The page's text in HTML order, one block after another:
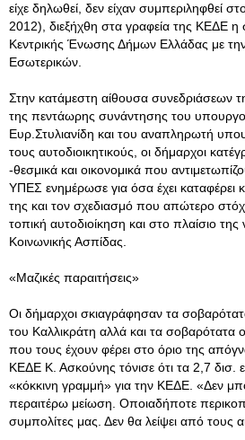
είχε δηλωθεί, δεν είχαν συμπεριληφθεί
2012), διεξήχθη στα γραφεία της ΚΕΔΕ
Κεντρικής Ένωσης Δήμων Ελλάδας με
Εσωτερικών.
Στην κατάμεστη αίθουσα συνεδριάσεων
της πεντάωρης συνάντησης του
Ευρ.Στυλιανίδη και του αναπληρωτή
τους αυτοδιοικητικούς, οι δήμαρχοι
-θεσμικά και οικονομικά που
ΥΠΕΣ ενημέρωσε για όσα έχει καταφέρει
της και τον σχεδιασμό που απώτερο
τοπική αυτοδιοίκηση και στο πλαίσιο της
Κοινωνικής Ασπίδας.
«Μαζικές παραιτήσεις»
Οι δήμαρχοι σκιαγράφησαν τα
του Καλλικράτη αλλά και τα σοβαρότατα
που τους έχουν φέρει στο όριο της
ΚΕΔΕ Κ. Ασκούνης τόνισε ότι τα 2,7 δισ.
«κόκκινη γραμμή» για την ΚΕΔΕ. «Δεν
περαιτέρω μείωση. Οποιαδήποτε
συμπολίτες μας. Δεν θα λείψει από τους